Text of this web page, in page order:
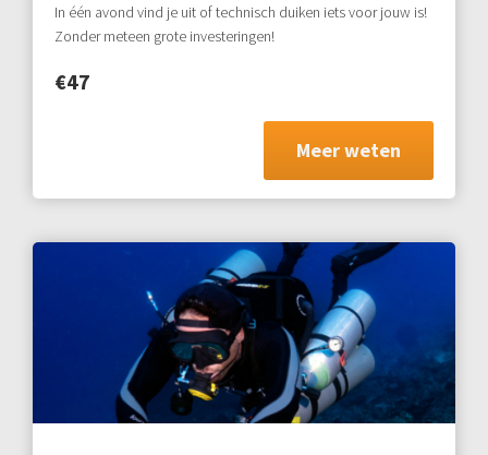
In één avond vind je uit of technisch duiken iets voor jouw is!
Zonder meteen grote investeringen!
€47
Meer weten